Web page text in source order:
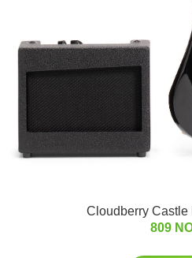
Cloudberry Castle
809